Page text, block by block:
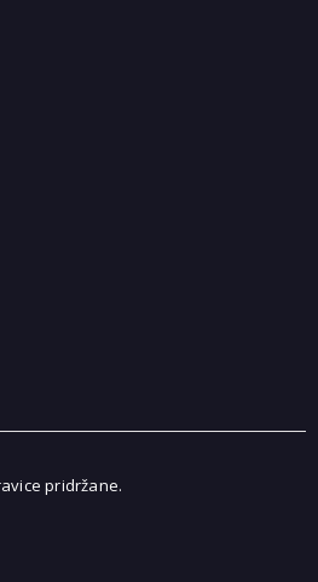
pridržane.